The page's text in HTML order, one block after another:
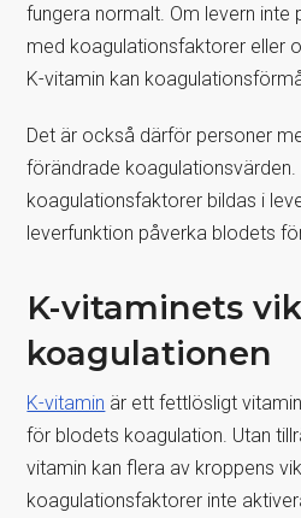
fungera normalt. Om levern inte
med koagulationsfaktorer eller
K-vitamin kan
Det är också därför personer
förändrade
koagulationsfaktorer bildas i
leverfunktion påverka blodets
K-vitaminets
koagulationen
K-vitamin är ett fettlösligt
för blodets koagulation. Utan
vitamin kan flera av kroppens
koagulationsfaktorer inte